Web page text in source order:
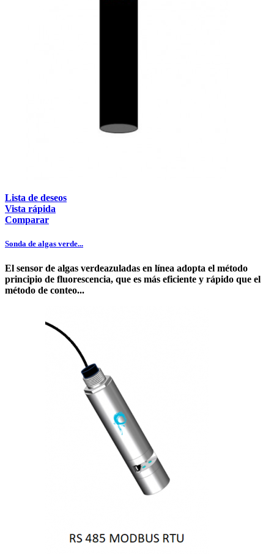
Lista de deseos
Vista rápida
Comparar
Sonda de algas verde...
El sensor de algas verdeazuladas en línea adopta el método
principio de fluorescencia, que es más eficiente y rápido que el
método de conteo...